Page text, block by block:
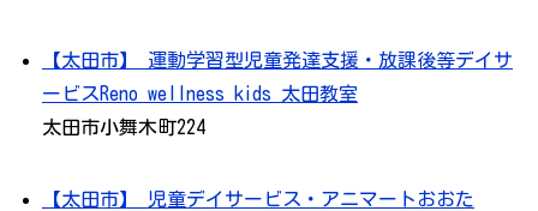
【太田市】 運動学習型児童発達支援・放課後等デイサ
ービスReno wellness kids 太田教室
太田市小舞木町224
【太田市】 児童デイサービス・アニマートおおた